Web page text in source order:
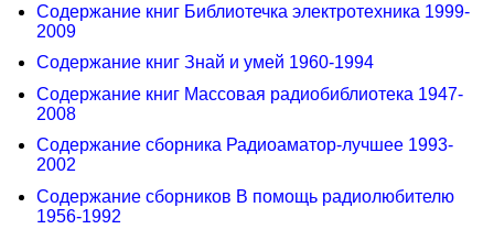
Содержание книг Библиотечка электротехника 1999-
2009
Содержание книг Знай и умей 1960-1994
Содержание книг Массовая радиобиблиотека 1947-
2008
Содержание сборника Радиоаматор-лучшее 1993-
2002
Содержание сборников В помощь радиолюбителю
1956-1992